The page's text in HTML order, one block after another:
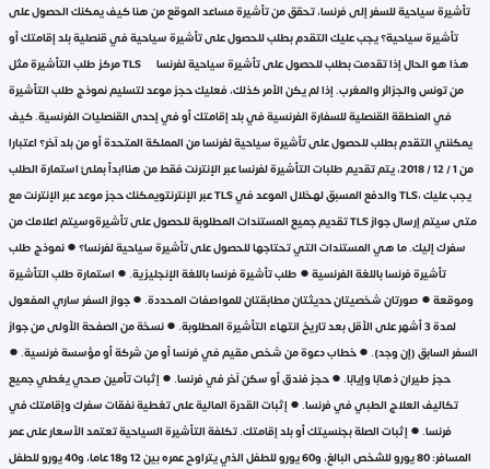
تأشيرة سياحية للسفر إلى فرنسا، تحقق من تأشيرة مساعد الموقع من هنا كيف يمكنك الحصول على
تأشيرة سياحية؟ يجب عليك التقدم بطلب للحصول على تأشيرة سياحية في قنصلية بلد إقامتك أو
مركز طلب التأشيرة مثل TLS هذا هو الحال إذا تقدمت بطلب للحصول على تأشيرة سياحية لفرنسا
من تونس والجزائر والمغرب. إذا لم يكن الأمر كذلك، فعليك حجز موعد لتسليم نموذج طلب التأشيرة
في المنطقة القنصلية للسفارة الفرنسية في بلد إقامتك أو في إحدى القنصليات الفرنسية. كيف
يمكنني التقدم بطلب للحصول على تأشيرة سياحية لفرنسا من المملكة المتحدة أو من بلد آخر؟ اعتبارا
من 1 / 12 / 2018، يتم تقديم طلبات التأشيرة لفرنسا عبر الإنترنت فقط من هناابدأ بملئ استمارة الطلب
عبر الإنترنتويمكنك حجز موعد عبر الإنترنت مع TLS والدفع المسبق لهخلال الموعد في TLS، يجب عليك
تقديم جميع المستندات المطلوبة للحصول على تأشيرةوسيتم اعلامك من TLS متى سيتم إرسال جواز
سفرك إليك. ما هي المستندات التي تحتاجها للحصول على تأشيرة سياحية لفرنسا؟ ● نموذج طلب
تأشيرة فرنسا باللغة الفرنسية ● طلب تأشيرة فرنسا باللغة الإنجليزية. ● استمارة طلب التأشيرة
وموقعة ● صورتان شخصيتان حديثتان مطابقتان للمواصفات المحددة. ● جواز السفر ساري المفعول
لمدة 3 أشهر على الأقل بعد تاريخ انتهاء التأشيرة المطلوبة. ● نسخة من الصفحة الأولى من جواز
السفر السابق (إن وجد). ● خطاب دعوة من شخص مقيم في فرنسا أو من شركة أو مؤسسة فرنسية. ●
حجز طيران ذهابًا وإيابًا. ● حجز فندق أو سكن آخر في فرنسا. ● إثبات تأمين صحي يغطي جميع
تكاليف العلاج الطبي في فرنسا. ● إثبات القدرة المالية على تغطية نفقات سفرك وإقامتك في
فرنسا. ● إثبات الصلة بجنسيتك أو بلد إقامتك. تكلفة التأشيرة السياحية تعتمد الأسعار على عمر
المسافر: 80 يورو للشخص البالغ، و60 يورو للطفل الذي يتراوح عمره بين 12 و18 عاما، و40 يورو للطفل